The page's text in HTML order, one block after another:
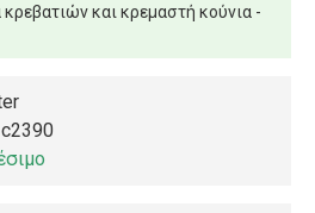
και κρεμαστή κούνια -
c2390